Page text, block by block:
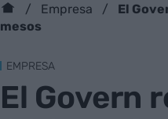
Empresa
El
mesos
EMPRESA
El Govern